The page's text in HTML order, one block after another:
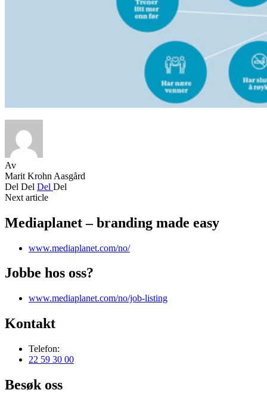
Av
Marit Krohn Aasgård
Del Del Del Del
Next article
Mediaplanet – branding made easy
www.mediaplanet.com/no/
Jobbe hos oss?
www.mediaplanet.com/no/job-listing
Kontakt
Telefon:
22 59 30 00
Besøk oss